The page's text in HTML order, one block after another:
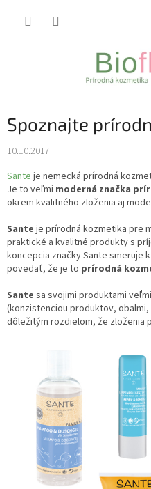
Spoznajte
10.10.2017
Sante je nemecká prírodná
Je to veľmi moderná značka
okrem kvalitného zloženia aj
Sante je prírodná kozmetika pre
praktické a kvalitné produkty s
koncepcia značky Sante smeruje
povedať, že je to prírodná
Sante sa svojimi produktami
(konzistenciou produktov,
dôležitým rozdielom, že zloženia